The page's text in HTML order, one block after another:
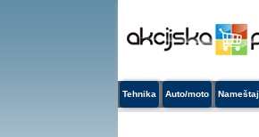
Tehnika Auto/moto Nameštaj